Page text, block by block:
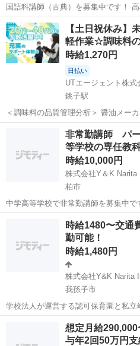
国語科講師（古典）を募集中です！
いただきます。 時間割は月曜（５コ
マ）木曜（１コマ）金曜（６コマ）
す。 １コマ50分となります ...
千葉 柏市 その他 健保
【土日祝休み】
軽作業☆調味料
時給1,270円
日払い
UTエージェント株式
銚子駅
＜調味料の品質管理分析＞ 醤油メー
☆未経験歓迎のお仕事！ PC基本操作ができ
は…＞ 分析機器を用いた製品（液体
量・サンプリング・分注...
銚子駅 その他
非常勤講師 パ
等学校の専任教
時給10,000円
株式会社Y＆K Narita
柏市
中学高等学校で非常勤講師を募集中で
となります。 教科の指導を行ってい
、美術いずれかの教員免許をお持ち
数や週の回数は...
その他 時給
時給1480〜交通
勤可能！
時給1,480円
株式会社Y&K Narita
我孫子市
学校法人が運営する認可保育園と私立
ランクがある方、産後復帰を考えて
残業なし、福利厚生がばっちりの園で働きませ
我孫子市 保育士
想定月給
与年2回50万円支